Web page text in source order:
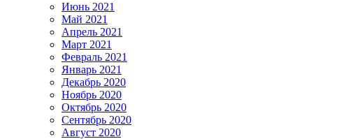
Июнь 2021
Май 2021
Апрель 2021
Март 2021
Февраль 2021
Январь 2021
Декабрь 2020
Ноябрь 2020
Октябрь 2020
Сентябрь 2020
Август 2020